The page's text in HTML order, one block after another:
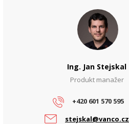
Ing. Jan Stejskal
Produkt manažer
+420 601 570 595
stejskal@vanco.cz